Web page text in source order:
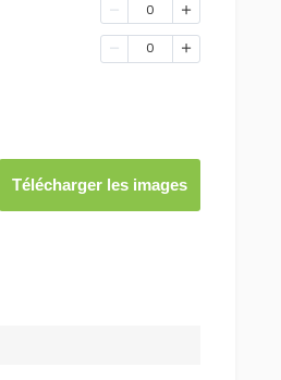
0
0
Télécharger les images